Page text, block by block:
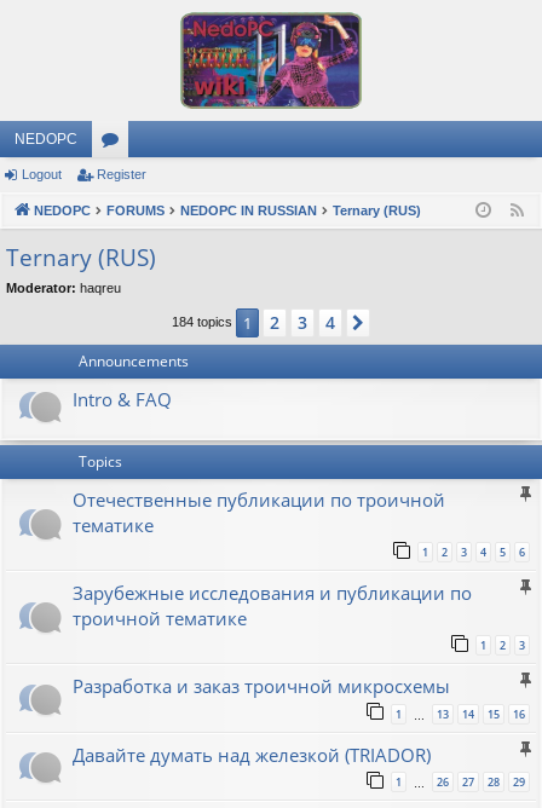
NEDOPC
or
u
m
s
Logout Register
NEDOPC FORUMS NEDOPC IN RUSSIAN Ternary (RUS)
Ternary (RUS)
Moderator: haqreu
184 topics 1 2 3 4
Announcements
Intro & FAQ
Topics
Отечественные публикации по троичной
тематике
1 2 3 4 5 6
Зарубежные исследования и публикации по
троичной тематике
1 2 3
Разработка и заказ троичной микросхемы
1 13 14 15 16
Давайте думать над железкой (TRIADOR)
1 26 27 28 29